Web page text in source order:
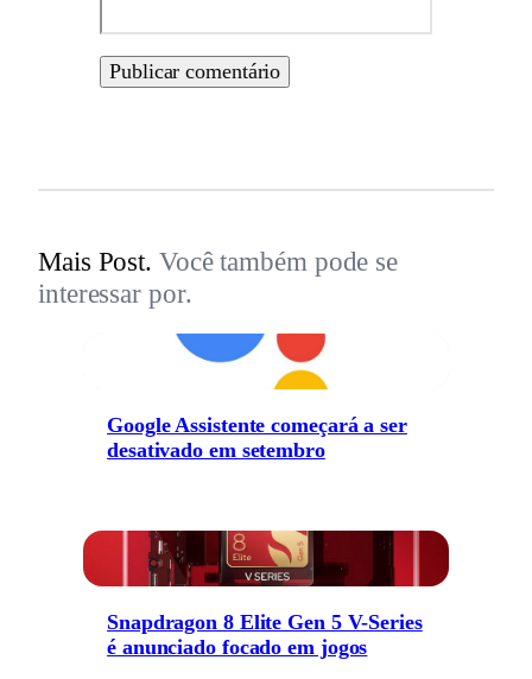
Mais Post. Você também pode se
interessar por.
Google Assistente começará a ser
desativado em setembro
Snapdragon 8 Elite Gen 5 V-Series
é anunciado focado em jogos